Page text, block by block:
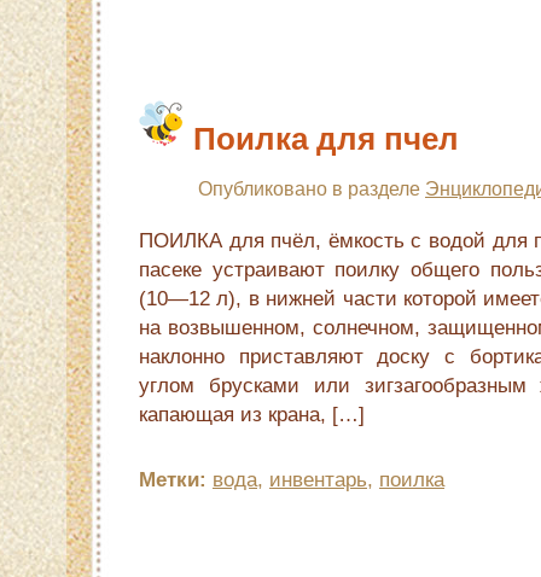
Поилка для пчел
Опубликовано в разделе
ПОИЛКА для пчёл, ёмкость с водой для
пасеке устраивают поилку общего
(10—12 л), в нижней части которой
на возвышенном, солнечном,
наклонно приставляют доску с
углом брусками или
капающая из крана, […]
Метки: вода, инвентарь, поилка